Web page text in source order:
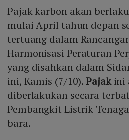
Pajak karbon akan
mulai April tahun depan
tertuang dalam
Harmonisasi Peraturan
yang disahkan dalam
ini, Kamis (7/10).Pajakini
diberlakukan secara
Pembangkit Listrik
bara.